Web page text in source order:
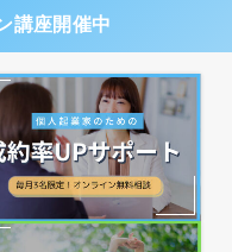
講座開催中